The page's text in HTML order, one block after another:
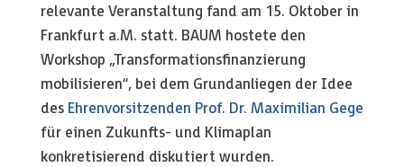
relevante Veranstaltung fand am 15. Oktober in
Frankfurt a.M. statt. BAUM hostete den
Workshop „Transformationsfinanzierung
mobilisieren“, bei dem Grundanliegen der Idee
des Ehrenvorsitzenden Prof. Dr. Maximilian Gege
für einen Zukunfts- und Klimaplan
konkretisierend diskutiert wurden.